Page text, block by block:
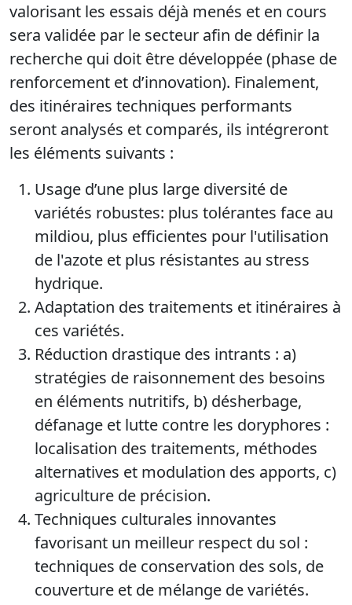
valorisant les essais déjà menés et en cours
sera validée par le secteur afin de définir la
recherche qui doit être développée (phase de
renforcement et d’innovation). Finalement,
des itinéraires techniques performants
seront analysés et comparés, ils intégreront
les éléments suivants :
Usage d’une plus large diversité de
variétés robustes: plus tolérantes face au
mildiou, plus efficientes pour l'utilisation
de l'azote et plus résistantes au stress
hydrique.
Adaptation des traitements et itinéraires à
ces variétés.
Réduction drastique des intrants : a)
stratégies de raisonnement des besoins
en éléments nutritifs, b) désherbage,
défanage et lutte contre les doryphores :
localisation des traitements, méthodes
alternatives et modulation des apports, c)
agriculture de précision.
Techniques culturales innovantes
favorisant un meilleur respect du sol :
techniques de conservation des sols, de
couverture et de mélange de variétés.